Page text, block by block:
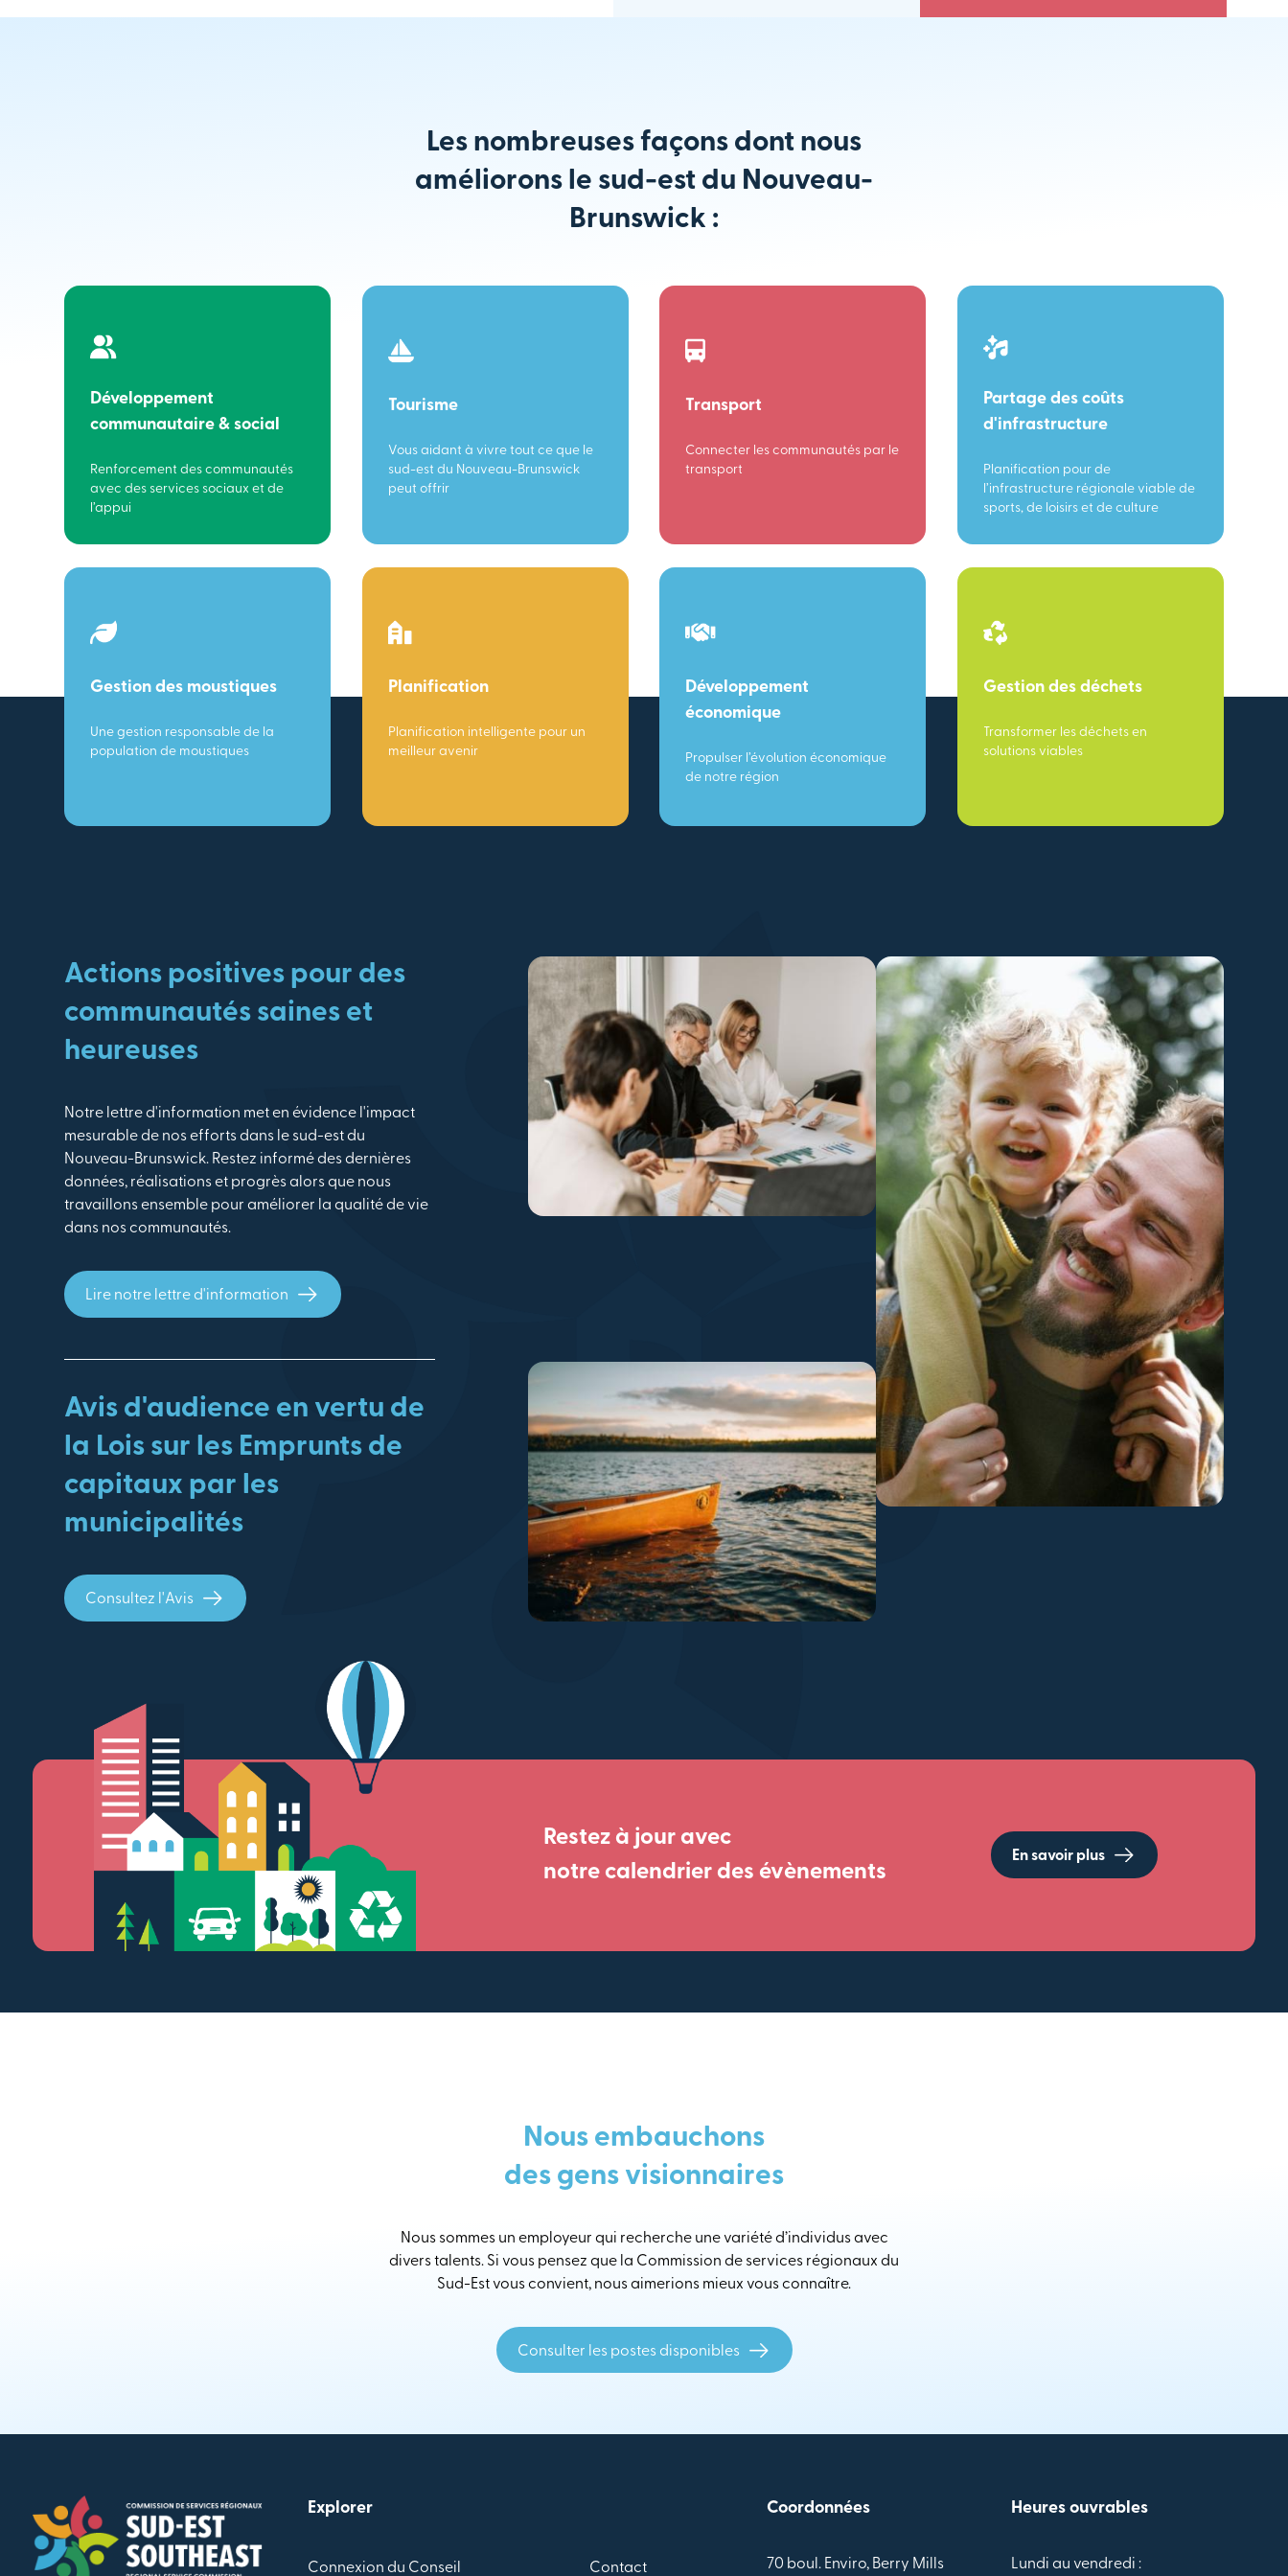
Les nombreuses façons dont nous
améliorons le sud-est du Nouveau-
Brunswick :
Développement
communautaire & social
Renforcement des communautés
avec des services sociaux et de
l’appui
Tourisme
Vous aidant à vivre tout ce que le
sud-est du Nouveau-Brunswick
peut offrir
Transport
Connecter les communautés par le
transport
Partage des coûts
d'infrastructure
Planification pour de
l’infrastructure régionale viable de
sports, de loisirs et de culture
Gestion des moustiques
Une gestion responsable de la
population de moustiques
Planification
Planification intelligente pour un
meilleur avenir
Développement
économique
Propulser l’évolution économique
de notre région
Gestion des déchets
Transformer les déchets en
solutions viables
Actions positives pour des
communautés saines et
heureuses
Notre lettre d'information met en évidence l'impact
mesurable de nos efforts dans le sud-est du
Nouveau-Brunswick. Restez informé des dernières
données, réalisations et progrès alors que nous
travaillons ensemble pour améliorer la qualité de vie
dans nos communautés.
Lire notre lettre d'information
Avis d'audience en vertu de
la Lois sur les Emprunts de
capitaux par les
municipalités
Consultez l'Avis
Restez à jour avec
notre calendrier des évènements
En savoir plus
Nous embauchons
des gens visionnaires
Nous sommes un employeur qui recherche une variété d’individus avec
divers talents. Si vous pensez que la Commission de services régionaux du
Sud-Est vous convient, nous aimerions mieux vous connaître.
Consulter les postes disponibles
Explorer
Connexion du Conseil Contact
Coordonnées
70 boul. Enviro, Berry Mills
Heures ouvrables
Lundi au vendredi :